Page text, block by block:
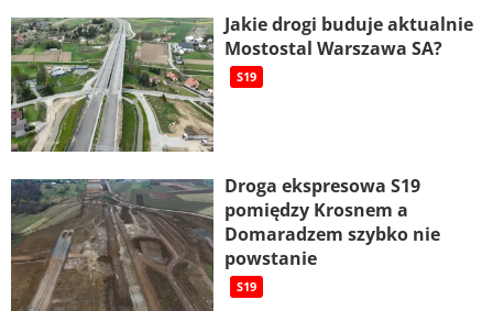
Jakie drogi buduje aktualnie
Mostostal Warszawa SA?
S19
Droga ekspresowa S19
pomiędzy Krosnem a
Domaradzem szybko nie
powstanie
S19